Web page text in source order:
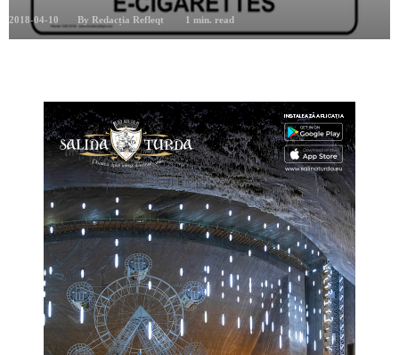
2018-04-10 By Redacția Refleqt 1 min. read